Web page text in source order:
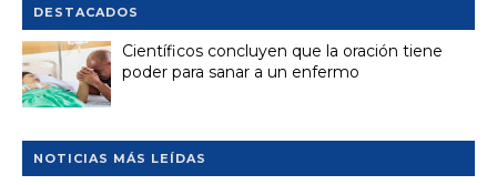
DESTACADOS
Científicos concluyen que la oración tiene
poder para sanar a un enfermo
NOTICIAS MÁS LEÍDAS